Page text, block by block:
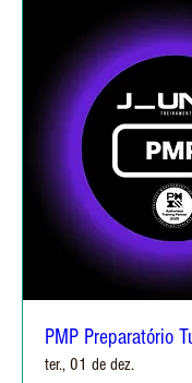
PMP Preparatório
ter., 01 de dez.